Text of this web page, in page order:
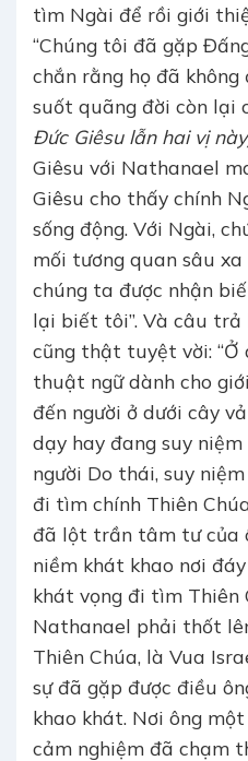
tìm Ngài để rồi giới
“Chúng tôi đã gặp
chắn rằng họ đã
suốt quãng đời còn lại
Đức Giêsu lẫn hai vị
Giêsu với Nathanael
Giêsu cho thấy chính
sống động. Với Ngài,
mối tương quan sâu
chúng ta được nhận
lại biết tôi”. Và câu trả
cũng thật tuyệt vời: “Ở
thuật ngữ dành cho
đến người ở dưới cây
dạy hay đang suy
người Do thái, suy
đi tìm chính Thiên
đã lột trần tâm tư của
niềm khát khao nơi
khát vọng đi tìm Thiên
Nathanael phải thốt
Thiên Chúa, là Vua
sự đã gặp được điều
khao khát. Nơi ông
cảm nghiệm đã chạm